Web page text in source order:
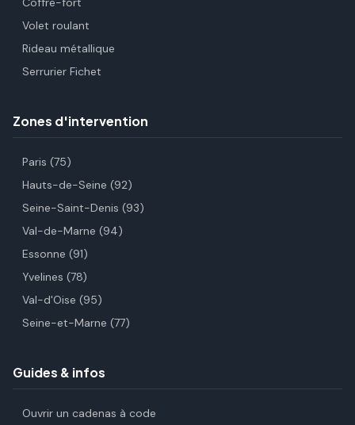
Volet roulant
Rideau métallique
Serrurier Fichet
Zones d'intervention
Paris (75)
Hauts-de-Seine (92)
Seine-Saint-Denis (93)
Val-de-Marne (94)
Essonne (91)
Yvelines (78)
Val-d'Oise (95)
Seine-et-Marne (77)
Guides & infos
Ouvrir un cadenas à code